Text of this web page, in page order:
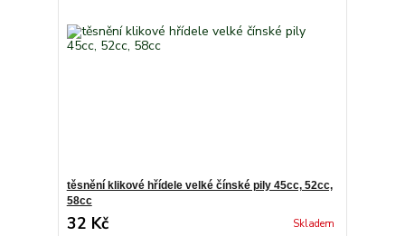
těsnění klikové hřídele velké čínské pily 45cc, 52cc,
58cc
32 Kč Skladem